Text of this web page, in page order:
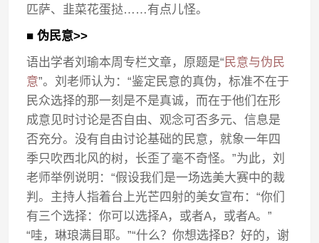
匹萨、韭菜花蛋挞……有点儿怪。
■ 伪民意>>
语出学者刘瑜本周专栏文章，原题是“ 民意与伪民
意”。刘老师认为：“鉴定民意的真伪，标准不在于
民众选择的那一刻是不是真诚，而在于他们在形
成意见时讨论是否自由、观念可否多元、信息是
否充分。没有自由讨论基础的民意，就象一年四
季只吹西北风的树，长歪了毫不奇怪。”为此，刘
老师举例说明：“假设我们是一场选美大赛中的裁
判。主持人指着台上光芒四射的美女宣布：“你们
有三个选择：你可以选择A，或者A，或者A。”
“哇，琳琅满目耶。”“什么？你想选择B？好的，谢